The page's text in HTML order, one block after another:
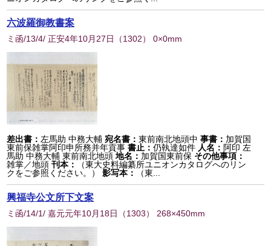
六波羅御教書案
ミ函/13/4/ 正安4年10月27日 （1302） 0×0mm
差出書： 左馬助 中務大輔 宛名書：東前南北地頭中 事書： 加賀国
東前保雑掌阿印申所務并年貢事 書止：仍執達如件 人名： 阿印 左
馬助 中務大輔 東前南北地頭 地名： 加賀国東前保 その他事項：
雑掌／地頭刊本：
（東大史料編纂所ユニオンカタログへのリン
クをご参照ください。）
影写本： （東...
興福寺公文所下文案
ミ函/14/1/ 嘉元元年10月18日 （1303） 268×450mm